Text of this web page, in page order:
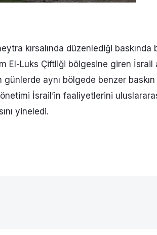
kırsalında düzenlediği baskında
El-Luks Çiftliği bölgesine giren İsrail
günlerde aynı bölgede benzer
İsrail’in faaliyetlerini
yineledi.